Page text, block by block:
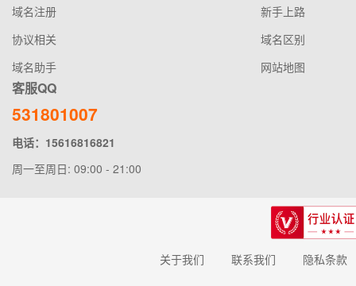
域名注册
协议相关
域名助手
新手上路
域名区别
网站地图
客服QQ
531801007
电话：15616816821
周一至周日: 09:00 - 21:00
关于我们 联系我们 隐私条款